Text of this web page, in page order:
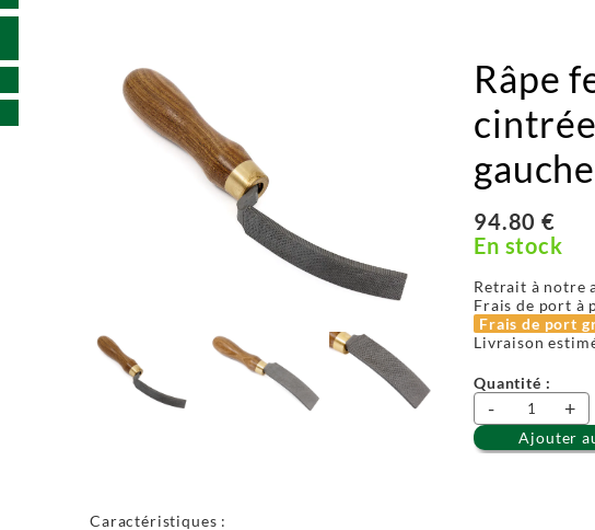
Râpe
94.80 €
En stock
Retrait à notre
Frais de port à
Frais de port
Livraison
Quantité :
- +
Ajouter
Caractéristiques :